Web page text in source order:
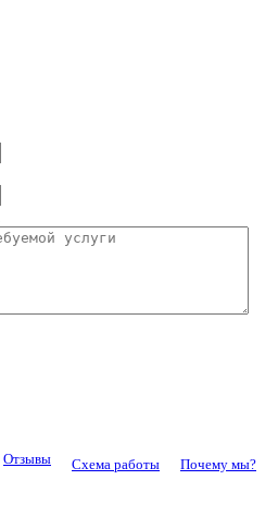
Отзывы Почему мы?
Схема работы